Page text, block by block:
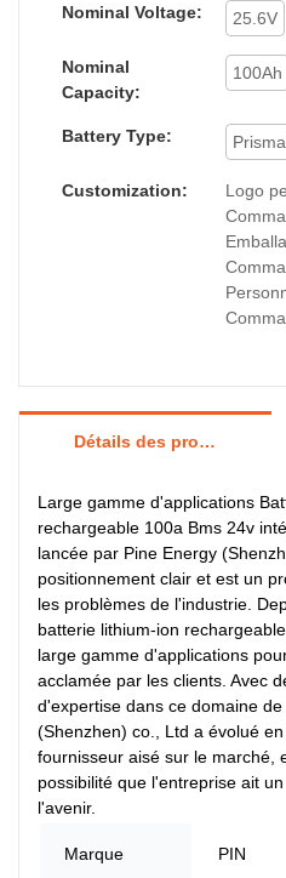
Nominal Voltage: 25.6V
Nominal
Capacity:
100Ah
Battery Type:
Customization:
Logo
Détails des produits
Large gamme d'applications
rechargeable 100a Bms 24v
lancée par Pine Energy
positionnement clair et est un
les problèmes de l'industrie.
batterie lithium-ion
large gamme d'applications
acclamée par les clients. Avec
d'expertise dans ce domaine
(Shenzhen) co., Ltd a évolué
fournisseur aisé sur le marché,
possibilité que l'entreprise ait
l'avenir.
Marque PIN